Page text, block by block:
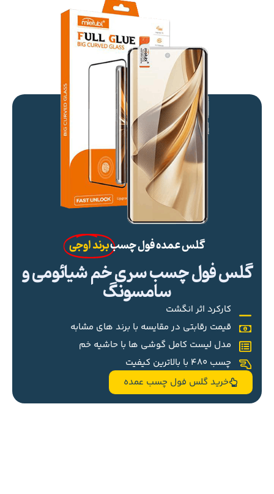
گلس عمده فول چسببرند اوجی
گلس فول چسب سری خم شیائومی و
سامسونگ
کارکرد اثر انگشت
قیمت رقابتی در مقایسه با برند های مشابه
مدل لیست کامل گوشی ها با حاشیه خم
چسب 480 با بالاترین کیفیت
خرید گلس فول چسب عمده